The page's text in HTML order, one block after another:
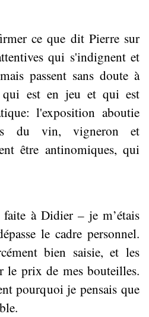
ce que dit Pierre sur
qui s'indignent et
passent sans doute à
est en jeu et qui est
l'exposition aboutie
du vin, vigneron et
être antinomiques, qui
à Didier – je m’étais
le cadre personnel.
bien saisie, et les
le prix de mes bouteilles.
pourquoi je pensais que